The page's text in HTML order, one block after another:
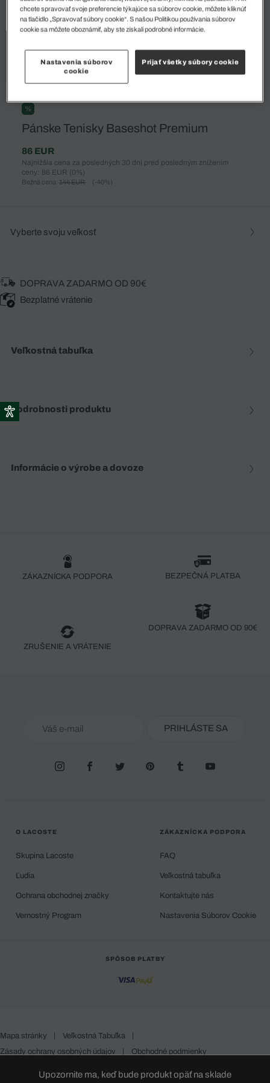
%
Pánske Tenisky Baseshot Premium
86 EUR
Najnižšia cena za posledných 30 dní pred posledným znížením
ceny: 86 EUR (0%)
Bežná cena: 144 EUR (-40%)
Vyberte svoju veľkosť
DOPRAVA ZADARMO OD 90€
Bezplatné vrátenie
Veľkostná tabuľka
Podrobnosti produktu
Informácie o výrobe a dovoze
Upozornite ma, keď bude produkt opäť na sklade
ZÁKAZNÍCKA PODPORA BEZPEČNÁ PLATBA
ZRUŠENIE A VRÁTENIE
DOPRAVA ZADARMO OD 90€
PRIHLÁSTE SA
O LACOSTE
Skupina Lacoste
Ľudia
Ochrana obchodnej značky
Vernostný Program
ZÁKAZNÍCKA PODPORA
FAQ
Veľkostná tabuľka
Kontaktujte nás
Nastavenia Súborov Cookie
SPÔSOB PLATBY
Mapa stránky | Veľkostná Tabuľka
|
Zásady ochrany osobných údajov
| Obchodné podmienky
chcete spravovať svoje preferencie týkajúce sa súborov cookie, môžete kliknúť
na tlačidlo „Spravovať súbory cookie“. S našou Politikou používania súborov
cookie sa môžete oboznámiť, aby ste získali podrobné informácie.
Nastavenia súborov
cookie
Prijať všetky súbory cookie